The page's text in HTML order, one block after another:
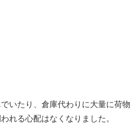
いたり、倉庫代わりに大量に荷物
れる心配はなくなりました。